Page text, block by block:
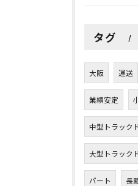
タグ
大阪 運送
業績安定
中型トラック
大型トラック
パート 長